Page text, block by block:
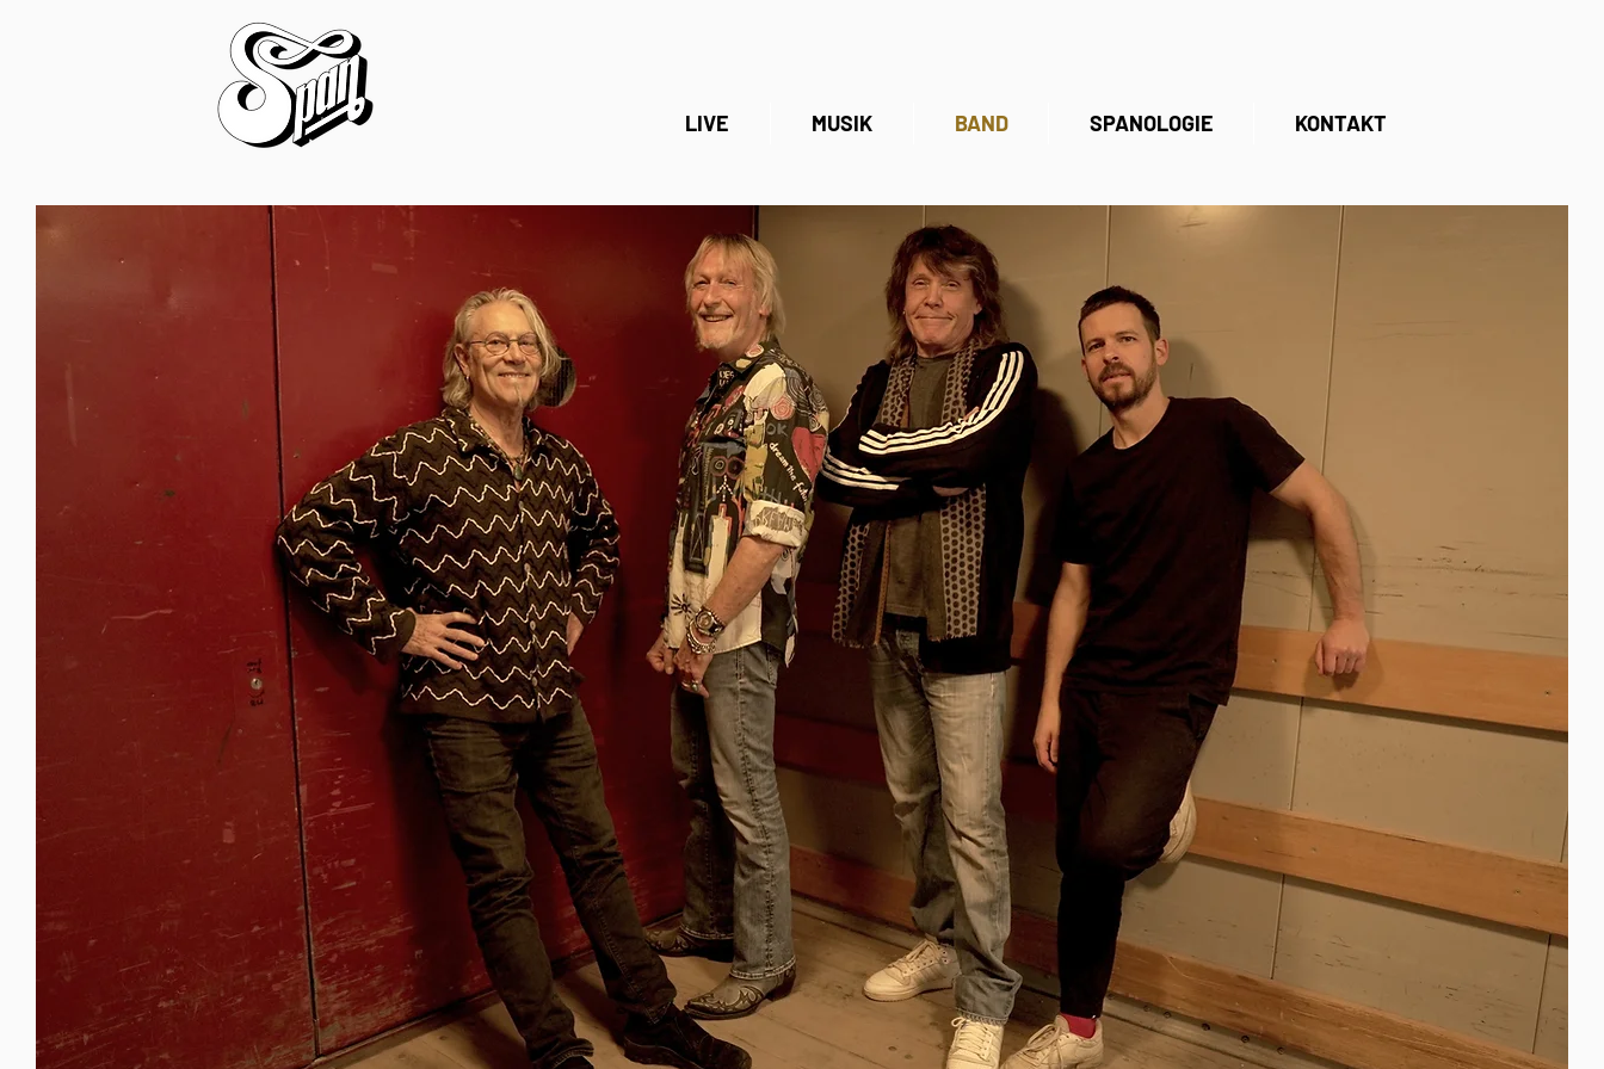
LIVE MUSIK BAND SPANOLOGIE KONTAKT